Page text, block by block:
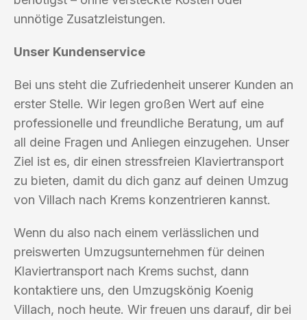
unnötige Zusatzleistungen.
Unser Kundenservice
Bei uns steht die Zufriedenheit unserer Kunden an
erster Stelle. Wir legen großen Wert auf eine
professionelle und freundliche Beratung, um auf
all deine Fragen und Anliegen einzugehen. Unser
Ziel ist es, dir einen stressfreien Klaviertransport
zu bieten, damit du dich ganz auf deinen Umzug
von Villach nach Krems konzentrieren kannst.
Wenn du also nach einem verlässlichen und
preiswerten Umzugsunternehmen für deinen
Klaviertransport nach Krems suchst, dann
kontaktiere uns, den Umzugskönig Koenig
Villach, noch heute. Wir freuen uns darauf, dir bei